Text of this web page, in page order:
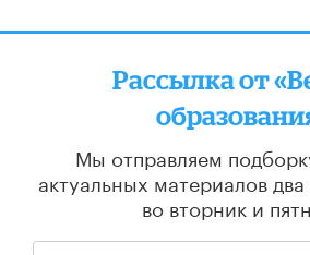
Рассылка от
Мы отправляем
актуальных материалов
во вторник и